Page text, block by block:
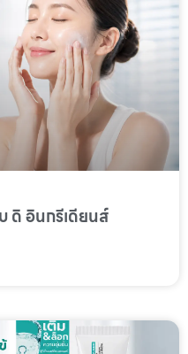
ดิ อินกรีเดียนส์